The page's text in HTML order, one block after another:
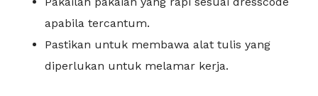
apabila tercantum.
Pastikan untuk membawa alat tulis yang
diperlukan untuk melamar kerja.